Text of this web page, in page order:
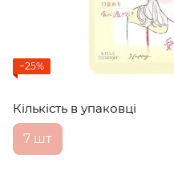
−25%
Кількість в упаковці
7 шт